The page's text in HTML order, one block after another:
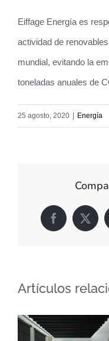
Eiffage Energía es
actividad de
mundial, evitando la
toneladas anuales de
25 agosto, 2020 Energía
Facebook
X
Artículos